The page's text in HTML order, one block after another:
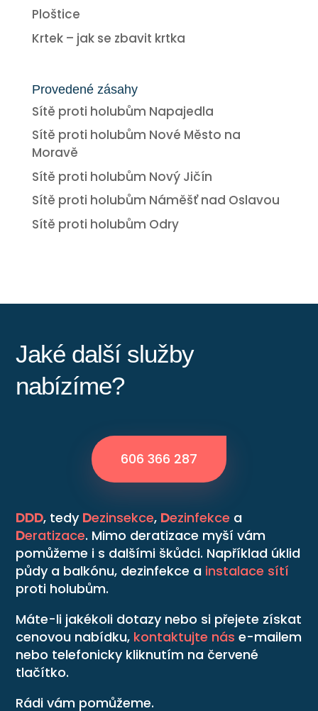
Ploštice
Krtek – jak se zbavit krtka
Provedené zásahy
Sítě proti holubům Napajedla
Sítě proti holubům Nové Město na
Moravě
Sítě proti holubům Nový Jičín
Sítě proti holubům Náměšť nad Oslavou
Sítě proti holubům Odry
Jaké další služby
nabízíme?
606 366 287
DDD, tedy Dezinsekce, Dezinfekce a
Deratizace. Mimo deratizace myší vám
pomůžeme i s dalšími škůdci. Například úklid
půdy a balkónu, dezinfekce a instalace sítí
proti holubům.
Máte-li jakékoli dotazy nebo si přejete získat
cenovou nabídku, kontaktujte nás e-mailem
nebo telefonicky kliknutím na červené
tlačítko.
Rádi vám pomůžeme.